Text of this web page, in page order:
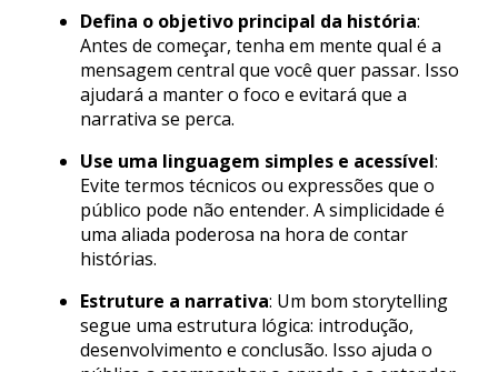
Defina o objetivo principal da história:
Antes de começar, tenha em mente qual é a
mensagem central que você quer passar. Isso
ajudará a manter o foco e evitará que a
narrativa se perca.
Use uma linguagem simples e acessível:
Evite termos técnicos ou expressões que o
público pode não entender. A simplicidade é
uma aliada poderosa na hora de contar
histórias.
Estruture a narrativa: Um bom storytelling
segue uma estrutura lógica: introdução,
desenvolvimento e conclusão. Isso ajuda o